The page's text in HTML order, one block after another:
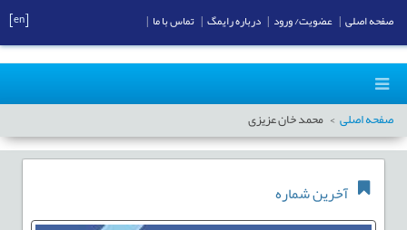
صفحه اصلی محمد خان عزیزی
آخرین شماره
صفحه اصلی عضویت/ ورود درباره رایمگ تماس با ما